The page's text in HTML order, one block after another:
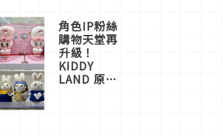
角色IP粉絲
購物天堂再
升級！
KIDDY
LAND 原宿